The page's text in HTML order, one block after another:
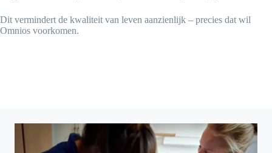
Dit vermindert de kwaliteit van leven aanzienlijk – precies dat wil
Omnios voorkomen.